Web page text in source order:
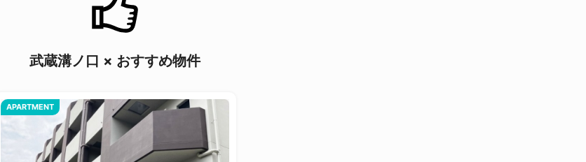
武蔵溝ノ口 × おすすめ物件
APARTMENT